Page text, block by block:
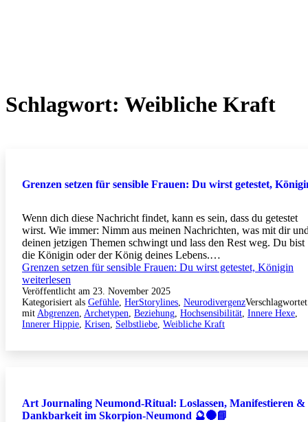
Schlagwort: Weibliche Kraft
Grenzen setzen für sensible Frauen: Du wirst getestet,
Wenn dich diese Nachricht findet, kann es sein, dass du getestet
wirst. Wie immer: Nimm aus meinen Nachrichten, was mit dir
deinen jetzigen Themen schwingt und lass den Rest weg. Du bist
die Königin oder der König deines Lebens.…
Grenzen setzen für sensible Frauen: Du wirst getestet, Königin
weiterlesen
Veröffentlicht am 23. November 2025
Kategorisiert als Gefühle, HerStorylines, NeurodivergenzVerschlagwortet
mit Abgrenzen, Archetypen, Beziehung, Hochsensibilität, Innere Hexe,
Innerer Hippie, Krisen, Selbstliebe, Weibliche Kraft
Art Journaling Neumond-Ritual: Loslassen, Manifestieren &
Dankbarkeit im Skorpion-Neumond 🔮🌑📘